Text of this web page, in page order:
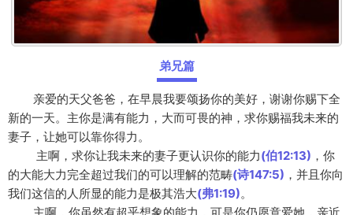
弟兄篇
亲爱的天父爸爸，在早晨我要颂扬你的美好，谢谢你赐下全
新的一天。主你是满有能力，大而可畏的神，求你赐福我未来的
妻子，让她可以靠你得力。
主啊，求你让我未来的妻子更认识你的能力(伯12:13) ，你
的大能大力完全超过我们的可以理解的范畴(诗147:5) ，并且你向
我们这信的人所显的能力是极其浩大(弗1:19)。